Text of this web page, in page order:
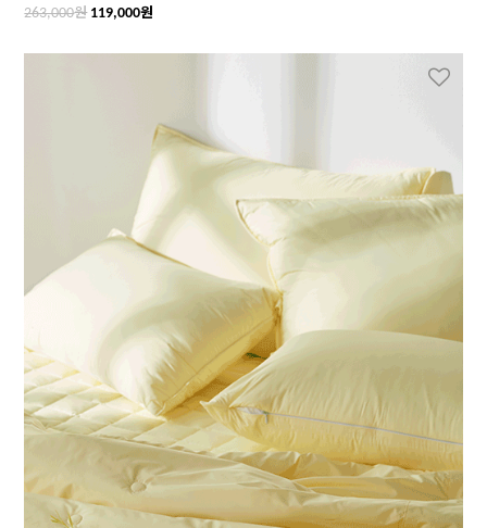
263,000원119,000원